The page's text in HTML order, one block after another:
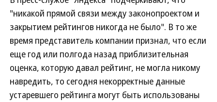
"никакой прямой связи между законопроектом и
закрытием рейтингов никогда не было". В то же
время представитель компании признал, что если
еще год или полгода назад приблизительная
оценка, которую давал рейтинг, не могла никому
навредить, то сегодня некорректные данные
устаревшего рейтинга могут быть использованы